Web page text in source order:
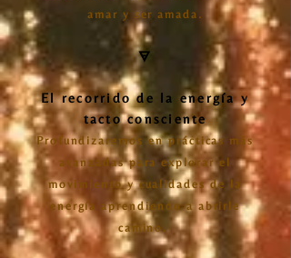
amar y ser amada.
🜃
El recorrido de la energía y
tacto consciente
Profundizaremos en prácticas más
avanzadas para explorar el
movimiento y cualidades de la
energía aprendiendo a abrirle
camino.